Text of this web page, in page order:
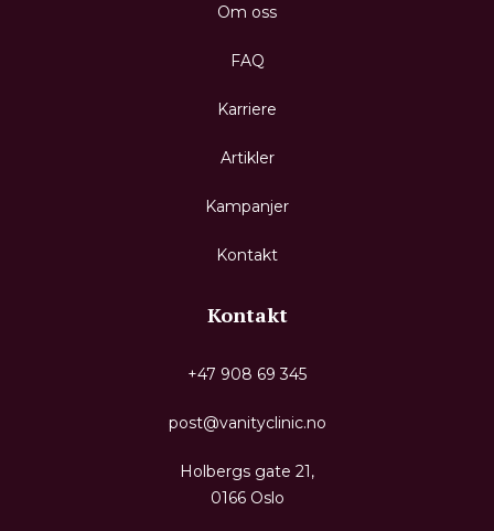
Om oss
FAQ
Karriere
Artikler
Kampanjer
Kontakt
Kontakt
+47 908 69 345
post@vanityclinic.no
Holbergs gate 21,
0166 Oslo